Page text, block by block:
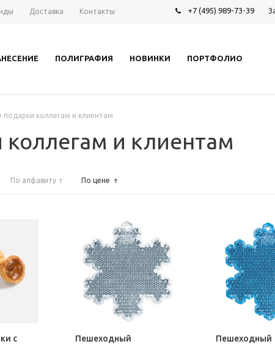
Доставка Контакты +7 (495) 989-73-39
ПОЛИГРАФИЯ НОВИНКИ ПОРТФОЛИО
подарки коллегам и клиентам
и клиентам
По алфавиту По цене
с
Пешеходный
Пешеходный